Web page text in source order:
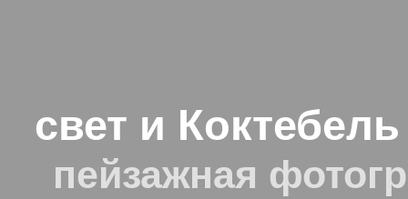
свет и Коктебель
пейзажная